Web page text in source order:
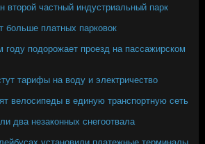
второй частный индустриальный парк
больше платных парковок
году подорожает проезд на пассажирском
тарифы на воду и электричество
велосипеды в единую транспортную сеть
два незаконных снегоотвала